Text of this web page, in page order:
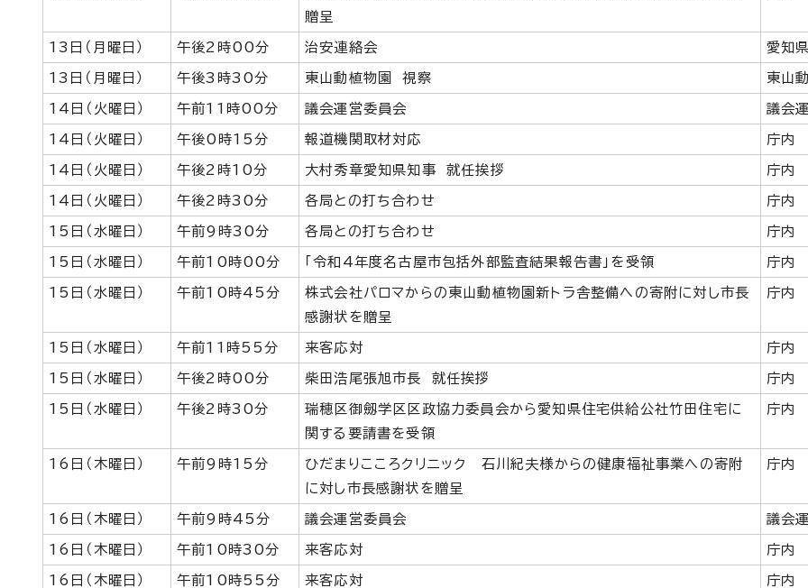
贈呈
13日（月曜日） 午後2時00分 治安連絡会 愛知
13日（月曜日） 午後3時30分 東山動植物園 視察 東山
14日（火曜日） 午前11時00分 議会運営委員会 議会
14日（火曜日） 午後0時15分 報道機関取材対応 庁内
14日（火曜日） 午後2時10分 大村秀章愛知県知事 就任挨拶 庁内
14日（火曜日） 午後2時30分 各局との打ち合わせ 庁内
15日（水曜日） 午前9時30分 各局との打ち合わせ 庁内
15日（水曜日） 午前10時00分 「令和4年度名古屋市包括外部監査結果報告書」を受領 庁内
15日（水曜日） 午前10時45分
株式会社パロマからの東山動植物園新トラ舎整備への寄附に対し市長
感謝状を贈呈
庁内
15日（水曜日） 午前11時55分 来客応対 庁内
15日（水曜日） 午後2時00分 柴田浩尾張旭市長 就任挨拶 庁内
15日（水曜日） 午後2時30分
瑞穂区御劔学区区政協力委員会から愛知県住宅供給公社竹田住宅に
関する要請書を受領
庁内
16日（木曜日） 午前9時15分
ひだまりこころクリニック 石川紀夫様からの健康福祉事業への寄附
に対し市長感謝状を贈呈
庁内
16日（木曜日） 午前9時45分 議会運営委員会 議会
16日（木曜日） 午前10時30分 来客応対 庁内
16日（木曜日） 午前10時55分 来客応対 庁内